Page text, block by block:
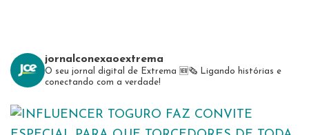
jornalconexaoextrema
O seu jornal digital de Extrema 🆕️🗞 Ligando histórias e
conectando com a verdade!